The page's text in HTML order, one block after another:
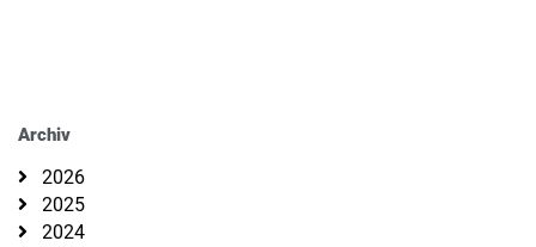
Archiv
2026
2025
2024